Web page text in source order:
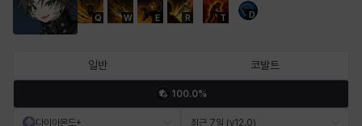
바바라 버니스 블레어 비앙카 비형 샬럿
Q W E R T D
일반 코발트
100.0%
다이아몬드+ 최근 7일 (v12.0)